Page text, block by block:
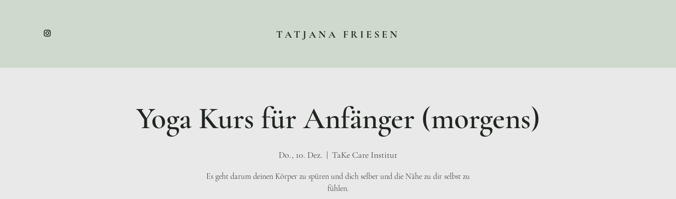
TATJANA FRIESEN
Yoga Kurs für Anfänger (morgens)
Do., 10. Dez.
  |
TaKe Care Institut
Es geht darum deinen Körper zu spüren und dich selber und die Nähe zu dir selbst zu
fühlen.